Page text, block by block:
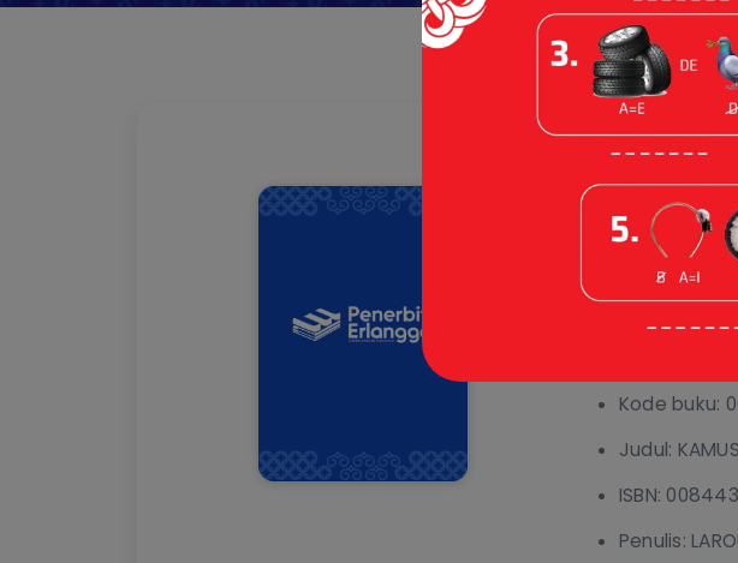
KAMUS
12 Jul
Kode buku:
Judul:
ISBN:
Penulis: